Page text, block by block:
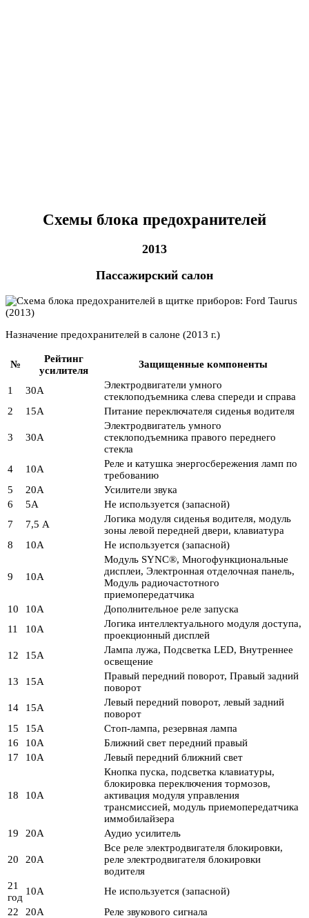
Схемы блока предохранителей
2013
Пассажирский салон
Назначение предохранителей в салоне (2013 г.)
№
Рейтинг
усилителя
Защищенные компоненты
1 30А
Электродвигатели умного
стеклоподъемника слева спереди и справа
2
15А Питание переключателя сиденья водителя
3 30А
Электродвигатель умного
стеклоподъемника правого переднего
стекла
4
10А
Реле и катушка энергосбережения ламп по
требованию
5
20А
Усилители звука
6
5А
Не используется (запасной)
7
7,5 А
Логика модуля сиденья водителя, модуль
зоны левой передней двери, клавиатура
8
10А Не используется (запасной)
9 10А
Модуль SYNC®, Многофункциональные
дисплеи, Электронная отделочная панель,
Модуль радиочастотного
приемопередатчика
10
10А
Дополнительное реле запуска
11
10А
Логика интеллектуального модуля доступа,
проекционный дисплей
12
15А
Лампа лужа, Подсветка LED, Внутреннее
освещение
13
15А
Правый передний поворот, Правый задний
поворот
14
15А
Левый передний поворот, левый задний
поворот
15
15А
Стоп-лампа, резервная лампа
16
10А
Ближний свет передний правый
17
10А Левый передний ближний свет
18 10А
Кнопка пуска, подсветка клавиатуры,
блокировка переключения тормозов,
активация модуля управления
трансмиссией, модуль приемопередатчика
иммобилайзера
19
20А Аудио усилитель
20 20А
Все реле электродвигателя блокировки,
реле электродвигателя блокировки
водителя
21
год
10А
Не используется (запасной)
22
20А Реле звукового сигнала